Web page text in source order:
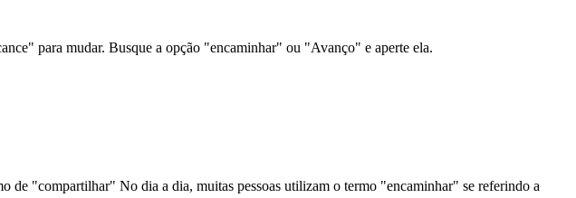
para mudar. Busque a opção "encaminhar" ou "Avanço" e aperte ela.
de "compartilhar" No dia a dia, muitas pessoas utilizam o termo "encaminhar" se referindo a